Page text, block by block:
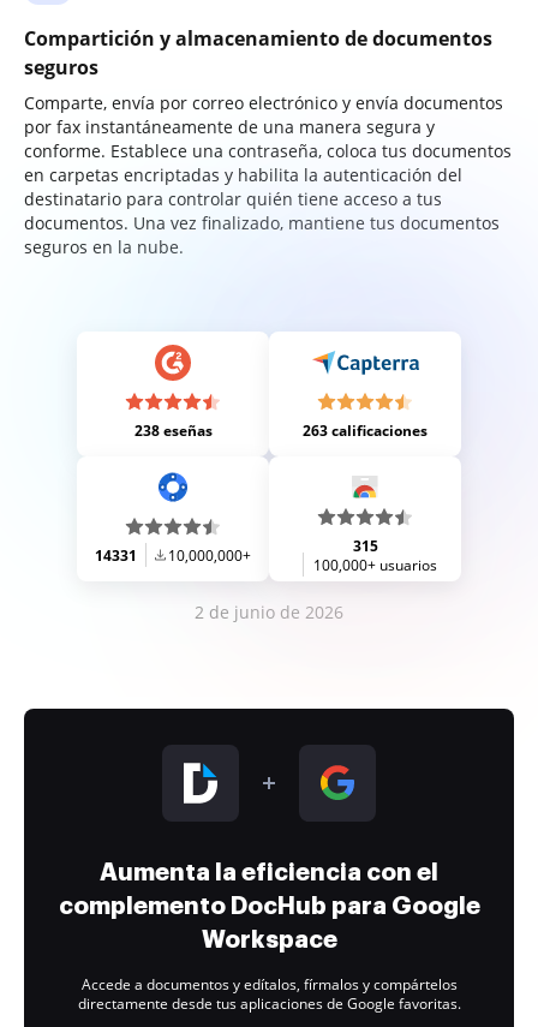
Compartición y almacenamiento de documentos
seguros
Comparte, envía por correo electrónico y envía documentos
por fax instantáneamente de una manera segura y
conforme. Establece una contraseña, coloca tus documentos
en carpetas encriptadas y habilita la autenticación del
destinatario para controlar quién tiene acceso a tus
documentos. Una vez finalizado, mantiene tus documentos
seguros en la nube.
238 eseñas 263 calificaciones
14331 10,000,000+
315
100,000+ usuarios
2 de junio de 2026
Aumenta la eficiencia con el
complemento DocHub para Google
Workspace
Accede a documentos y edítalos, fírmalos y compártelos
directamente desde tus aplicaciones de Google favoritas.